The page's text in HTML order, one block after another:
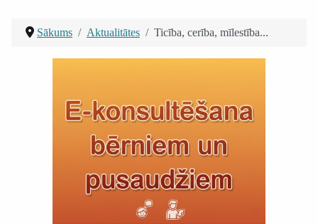
Sākums Aktualitātes Ticība, cerība, mīlestība...